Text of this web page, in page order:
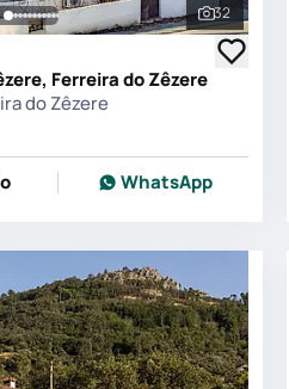
Vedi
32
Ferreira do Zêzere
do Zêzere
WhatsApp